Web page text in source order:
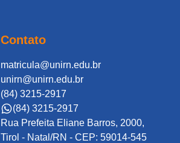
Contato
matricula@unirn.edu.br
unirn@unirn.edu.br
(84) 3215-2917
(84) 3215-2917
Rua Prefeita Eliane Barros, 2000,
Tirol - Natal/RN - CEP: 59014-545